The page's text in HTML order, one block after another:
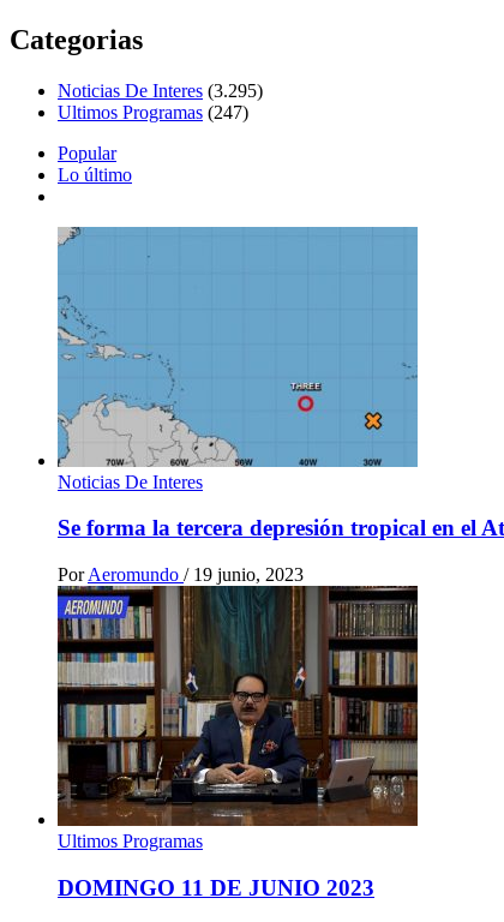
Categorias
Noticias De Interes (3.295)
Ultimos Programas (247)
Popular
Lo último
Noticias De Interes
Se forma la tercera depresión tropical en el
Por Aeromundo / 19 junio, 2023
Ultimos Programas
DOMINGO 11 DE JUNIO 2023